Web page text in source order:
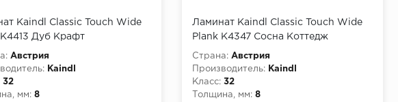
Kaindl Classic Touch Wide
K4413 Дуб Крафт
упаковка 2.7 м
Австрия
Kaindl
32
мм: 8
Ламинат Kaindl Classic Touch Wide
Plank K4347 Сосна Коттедж
античная, упаковка 2.7 м
Страна: Австрия
Производитель:
Kaindl
Класс: 32
Толщина, мм: 8